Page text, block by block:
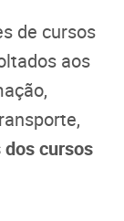
de cursos
aos
cursos